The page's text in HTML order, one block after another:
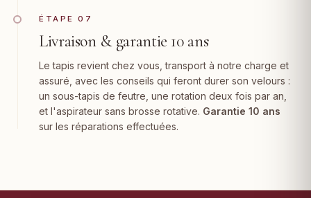
ÉTAPE 07
Livraison & garantie 10 ans
Le tapis revient chez vous, transport à notre charge et
assuré, avec les conseils qui feront durer son velours :
un sous-tapis de feutre, une rotation deux fois par an,
et l'aspirateur sans brosse rotative. Garantie 10 ans
sur les réparations effectuées.